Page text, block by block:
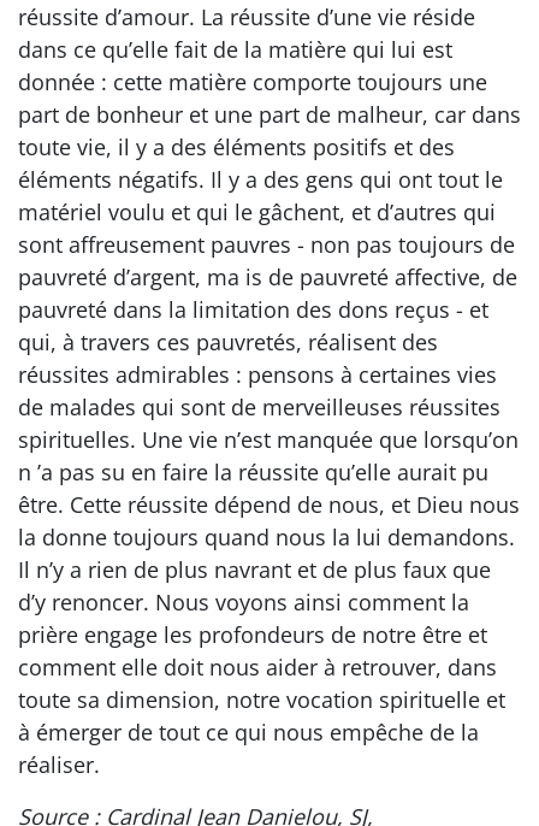
réussite d’amour. La réussite d’une vie réside
dans ce qu’elle fait de la matière qui lui est
donnée : cette matière comporte toujours une
part de bonheur et une part de malheur, car dans
toute vie, il y a des éléments positifs et des
éléments négatifs. Il y a des gens qui ont tout le
matériel voulu et qui le gâchent, et d’autres qui
sont affreusement pauvres - non pas toujours de
pauvreté d’argent, ma is de pauvreté affective, de
pauvreté dans la limitation des dons reçus - et
qui, à travers ces pauvretés, réalisent des
réussites admirables : pensons à certaines vies
de malades qui sont de merveilleuses réussites
spirituelles. Une vie n’est manquée que lorsqu’on
n ’a pas su en faire la réussite qu’elle aurait pu
être. Cette réussite dépend de nous, et Dieu nous
la donne toujours quand nous la lui demandons.
Il n’y a rien de plus navrant et de plus faux que
d’y renoncer. Nous voyons ainsi comment la
prière engage les profondeurs de notre être et
comment elle doit nous aider à retrouver, dans
toute sa dimension, notre vocation spirituelle et
à émerger de tout ce qui nous empêche de la
réaliser.
Source : Cardinal Jean Danielou, SJ,